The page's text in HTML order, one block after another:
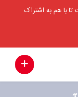
با هم به اشتراک